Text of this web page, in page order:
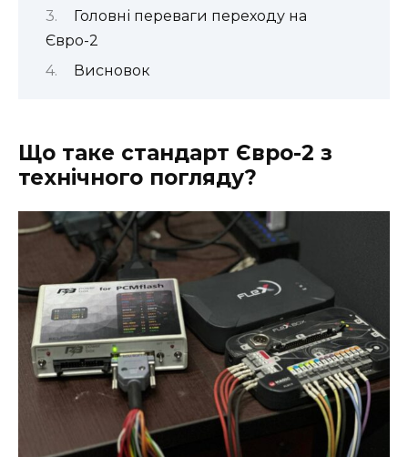
Головні переваги переходу на
Євро-2
Висновок
Що таке стандарт Євро-2 з
технічного погляду?